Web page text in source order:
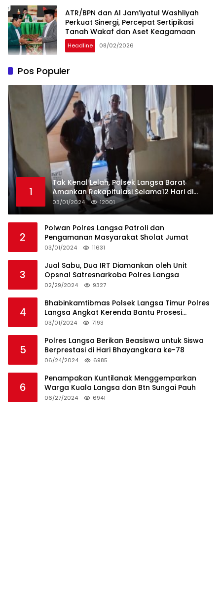
ATR/BPN dan Al Jam’iyatul Washliyah
Perkuat Sinergi, Percepat Sertipikasi
Tanah Wakaf dan Aset Keagamaan
Headline 08/02/2026
Pos Populer
1
Tak Kenal Lelah, Polsek Langsa Barat
Amankan Rekapitulasi Selama12 Hari di
Kecamatan Baro
03/01/2024 12001
2
Polwan Polres Langsa Patroli dan
Pengamanan Masyarakat Sholat Jumat
03/01/2024 11631
3
Jual Sabu, Dua IRT Diamankan oleh Unit
Opsnal Satresnarkoba Polres Langsa
02/29/2024 9327
4
Bhabinkamtibmas Polsek Langsa Timur Polres
Langsa Angkat Kerenda Bantu Prosesi
Pemakaman Warga
03/01/2024 7193
5
Polres Langsa Berikan Beasiswa untuk Siswa
Berprestasi di Hari Bhayangkara ke-78
06/24/2024 6985
6
Penampakan Kuntilanak Menggemparkan
Warga Kuala Langsa dan Btn Sungai Pauh
06/27/2024 6941